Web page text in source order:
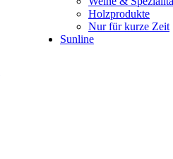
Holzprodukte
Nur für kurze Zeit
Sunline